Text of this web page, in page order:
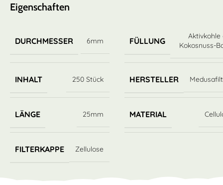
Eigenschaften
DURCHMESSER 6mm FÜLLUNG
Aktivkohle
Kokosnuss-
INHALT 250 Stück HERSTELLER
LÄNGE 25mm MATERIAL
FILTERKAPPE Zellulose